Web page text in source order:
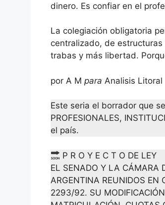
dinero. Es confiar en el
La colegiación obligatoria
centralizado, de
trabas y más libertad.
por A M para Analisis Litoral
Este seria el borrador que
PROFESIONALES,
el país.
P R O Y E C T O DE LEY
EL SENADO Y LA CÁMARA
ARGENTINA REUNIDOS EN
2293/92. SU